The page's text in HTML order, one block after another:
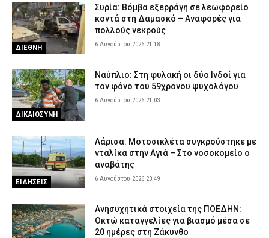
ΔΙΕΘΝΗ
Συρία: Βόμβα εξερράγη σε λεωφορείο
κοντά στη Δαμασκό – Αναφορές για
πολλούς νεκρούς
6 Αυγούστου 2026 21:18
ΔΙΚΑΙΟΣΥΝΗ
Ναύπλιο: Στη φυλακή οι δύο Ινδοί για
τον φόνο του 59χρονου ψυχολόγου
6 Αυγούστου 2026 21:03
ΕΙΔΗΣΕΙΣ
Λάρισα: Μοτοσικλέτα συγκρούστηκε με
νταλίκα στην Αγιά – Στο νοσοκομείο ο
αναβάτης
6 Αυγούστου 2026 20:49
Ανησυχητικά στοιχεία της ΠΟΕΔΗΝ:
Οκτώ καταγγελίες για βιασμό μέσα σε
20 ημέρες στη Ζάκυνθο